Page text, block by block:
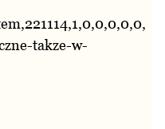
takze-w-